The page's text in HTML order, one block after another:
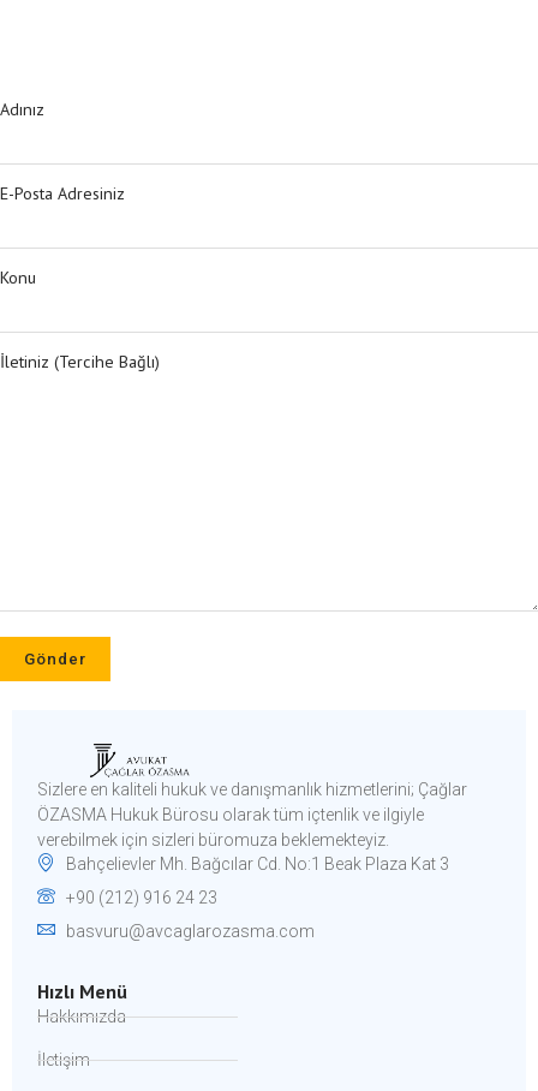
Adınız
E-Posta Adresiniz
Konu
İletiniz (tercihe Bağlı)
Sizlere en kaliteli hukuk ve danışmanlık hizmetlerini; Çağlar
ÖZASMA Hukuk Bürosu olarak tüm içtenlik ve ilgiyle
verebilmek için sizleri büromuza beklemekteyiz.​
Bahçelievler Mh. Bağcılar Cd. No:1 Beak Plaza Kat 3
+90 (212) 916 24 23
basvuru@avcaglarozasma.com
Hızlı Menü
Hakkımızda
İletişim